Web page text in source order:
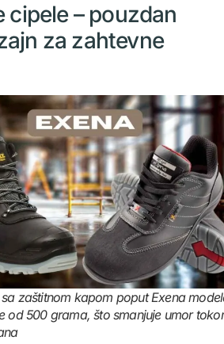
cipele – pouzdan
za zahtevne
zaštitnom kapom poput Exena
od 500 grama, što smanjuje umor